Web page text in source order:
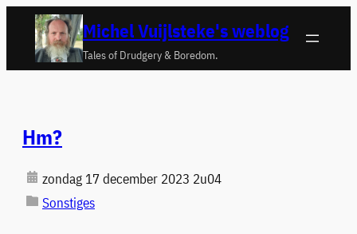
naar
Michel Vuijlsteke's weblog
Tales of Drudgery & Boredom.
Hm?
zondag 17 december 2023 2u04
Sonstiges